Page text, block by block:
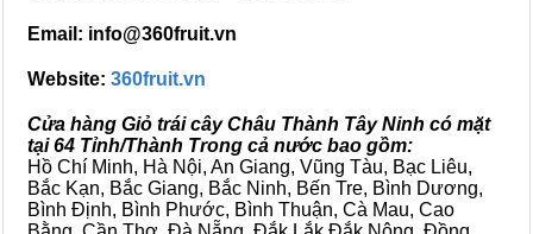
Email: info@360fruit.vn
Website: 360fruit.vn
Cửa hàng Giỏ trái cây Châu Thành Tây Ninh có mặt
tại 64 Tỉnh/Thành Trong cả nước bao gồm:
Hồ Chí Minh, Hà Nội, An Giang, Vũng Tàu, Bạc Liêu,
Bắc Kạn, Bắc Giang, Bắc Ninh, Bến Tre, Bình Dương,
Bình Định, Bình Phước, Bình Thuận, Cà Mau, Cao